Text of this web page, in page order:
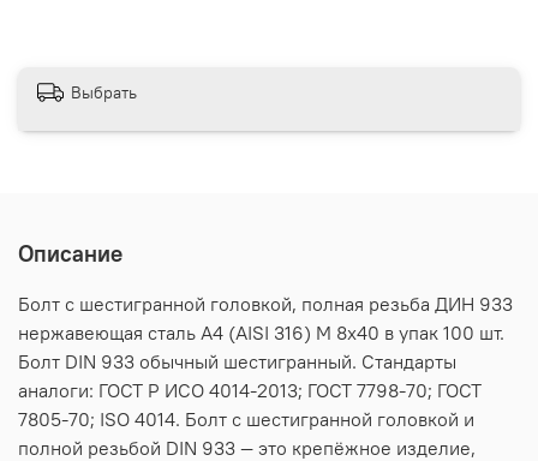
Выбрать
Описание
Болт с шестигранной головкой, полная резьба ДИН 933
нержавеющая сталь А4 (AISI 316) M 8х40 в упак 100 шт.
Болт DIN 933 обычный шестигранный. Стандарты
аналоги: ГОСТ Р ИСО 4014-2013; ГОСТ 7798-70; ГОСТ
7805-70; ISO 4014. Болт с шестигранной головкой и
полной резьбой DIN 933 — это крепёжное изделие,